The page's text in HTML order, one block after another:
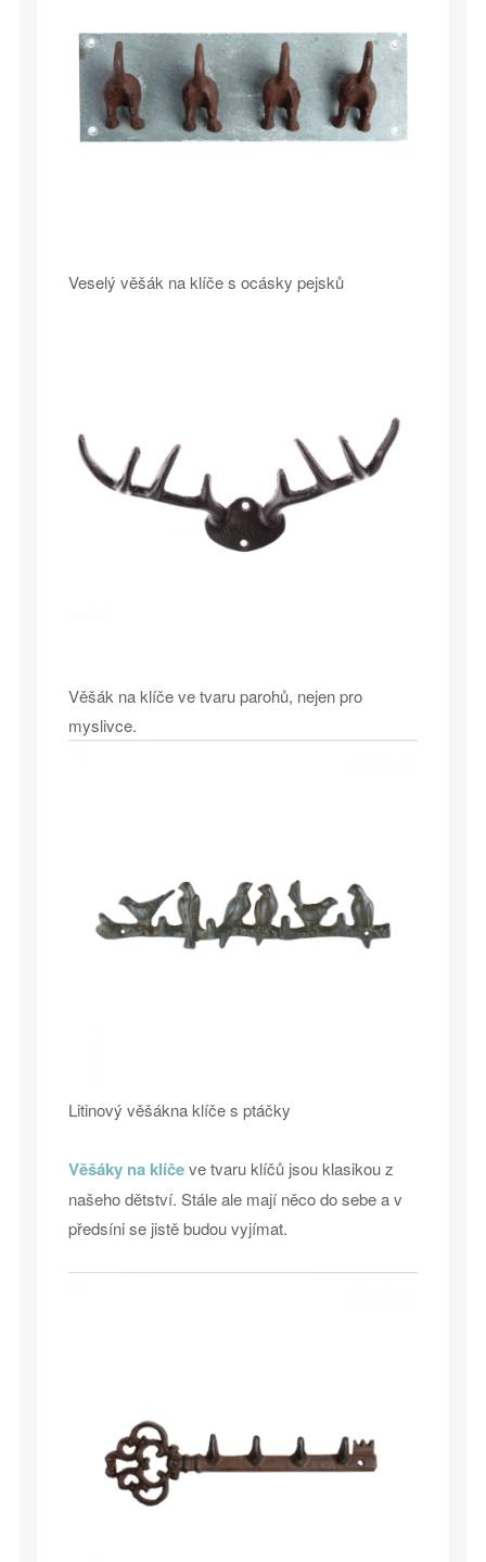
Veselý věšák na klíče s ocásky pejsků
Věšák na klíče ve tvaru parohů, nejen pro
myslivce.
Litinový věšákna klíče s ptáčky
Věšáky na klíčeve tvaru klíčů jsou klasikou z
našeho dětství. Stále ale mají něco do sebe a v
předsíni se jistě budou vyjímat.